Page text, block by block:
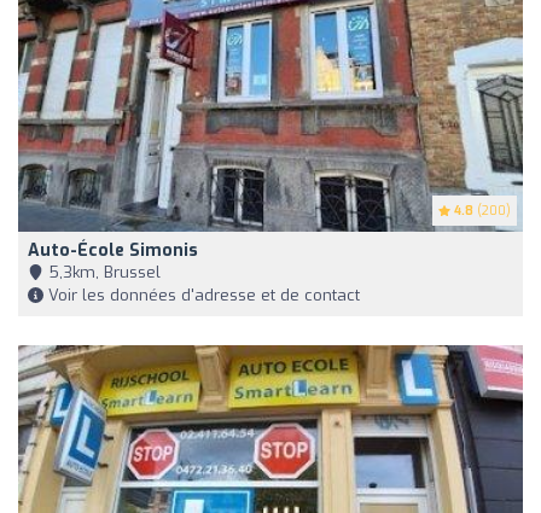
4.8 (200)
Auto-École Simonis
5,3km, Brussel
Voir les données d'adresse et de contact